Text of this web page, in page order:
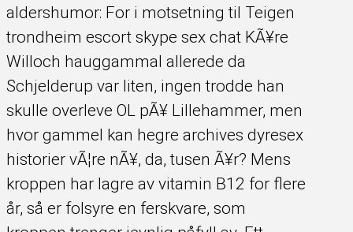
aldershumor: For i motsetning til Teigen
trondheim escort skype sex chat KÃ¥re
Willoch hauggammal allerede da
Schjelderup var liten, ingen trodde han
skulle overleve OL pÃ¥ Lillehammer, men
hvor gammel kan hegre archives dyresex
historier vÃ¦re nÃ¥, da, tusen Ã¥r? Mens
kroppen har lagre av vitamin B12 for flere
år, så er folsyre en ferskvare, som